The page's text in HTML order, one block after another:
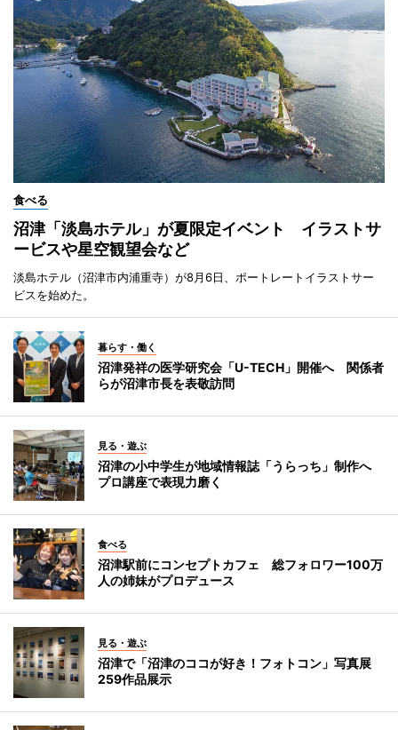
食べる
沼津「淡島ホテル」が夏限定イベント イラストサ
ービスや星空観望会など
淡島ホテル（沼津市内浦重寺）が8月6日、ポートレートイラストサー
ビスを始めた。
暮らす・働く
沼津発祥の医学研究会「U-TECH」開催へ 関係者
らが沼津市長を表敬訪問
見る・遊ぶ
沼津の小中学生が地域情報誌「うらっち」制作へ
プロ講座で表現力磨く
食べる
沼津駅前にコンセプトカフェ 総フォロワー100万
人の姉妹がプロデュース
見る・遊ぶ
沼津で「沼津のココが好き！フォトコン」写真展
259作品展示